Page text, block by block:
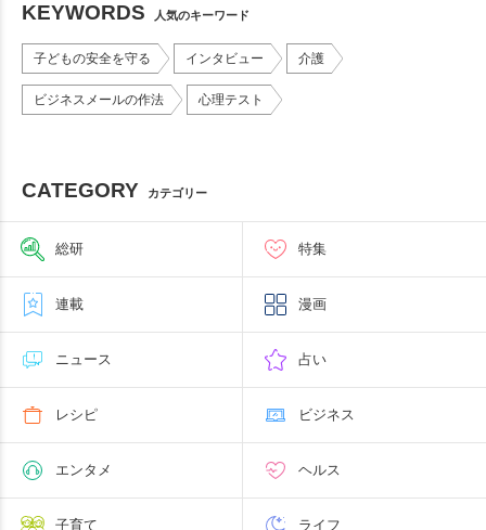
KEYWORDS 人気のキーワード
子どもの安全を守る インタビュー 介護
ビジネスメールの作法 心理テスト
CATEGORY カテゴリー
総研 特集
連載 漫画
ニュース 占い
レシピ ビジネス
エンタメ ヘルス
子育て ライフ